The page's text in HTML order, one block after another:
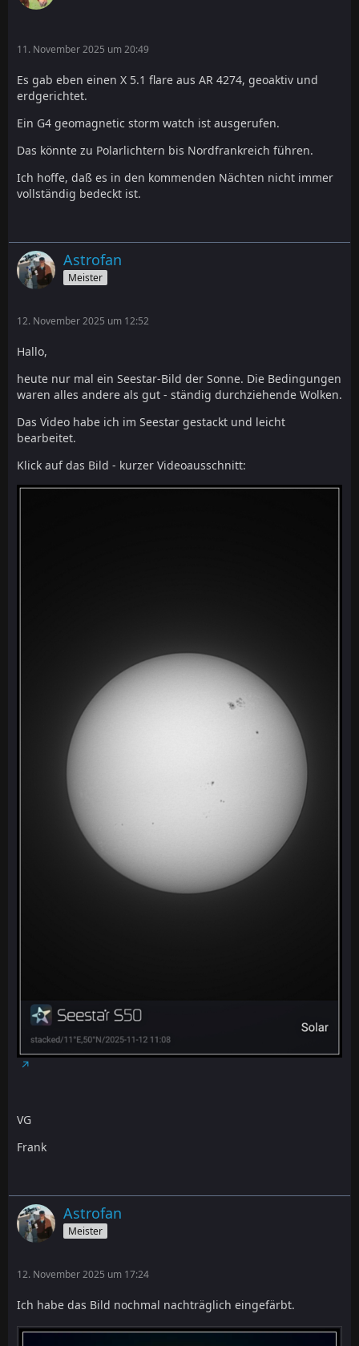
11. November 2025 um 20:49
Es gab eben einen X 5.1 flare aus AR 4274, geoaktiv und
erdgerichtet.
Ein G4 geomagnetic storm watch ist ausgerufen.
Das könnte zu Polarlichtern bis Nordfrankreich führen.
Ich hoffe, daß es in den kommenden Nächten nicht immer
vollständig bedeckt ist.
Astrofan
Meister
12. November 2025 um 12:52
Hallo,
heute nur mal ein Seestar-Bild der Sonne. Die Bedingungen
waren alles andere als gut - ständig durchziehende Wolken.
Das Video habe ich im Seestar gestackt und leicht
bearbeitet.
Klick auf das Bild - kurzer Videoausschnitt:
VG
Frank
Astrofan
Meister
12. November 2025 um 17:24
Ich habe das Bild nochmal nachträglich eingefärbt.